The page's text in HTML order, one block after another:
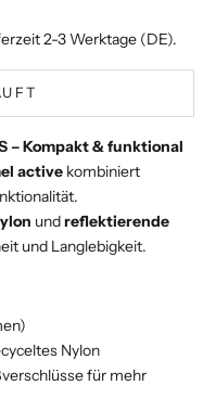
2-3 Werktage (DE).
– Kompakt & funktional
active kombiniert
undreflektierende
und Langlebigkeit.
Nylon
für mehr